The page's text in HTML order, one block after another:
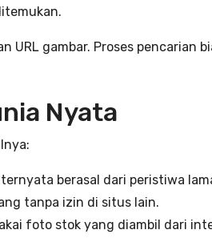
URL gambar. Proses pencarian
Nyata
berasal dari peristiwa
tanpa izin di situs lain.
foto stok yang diambil dari